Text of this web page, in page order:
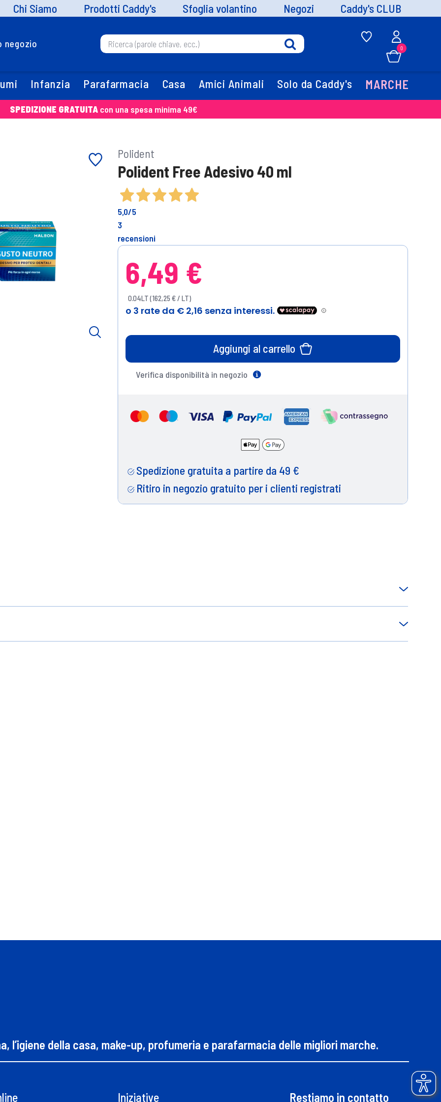
Chi Siamo Prodotti Caddy's Sfoglia volantino Negozi Caddy's CLUB
negozio 0
Infanzia Parafarmacia Casa Amici Animali Solo da Caddy's MARCHE
SPEDIZIONE GRATUITA con una spesa minima 49€
Polident
Polident Free Adesivo 40 ml
5,0/5
3
recensioni
6,49 €
0.04LT (162,25 € / LT)
Aggiungi al carrello
Verifica disponibilità in negozio
Spedizione gratuita a partire da 49 €
Ritiro in negozio gratuito per i clienti registrati
aiuta a ridurre il rischio di reazioni allergiche; favorisce la masticazionedando
l’igiene della casa, make-up, profumeria e parafarmacia delle migliori marche.
Iniziative Restiamo in contatto